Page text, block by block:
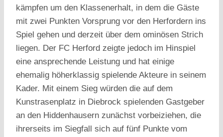
kämpfen um den Klassenerhalt, in dem die Gäste
mit zwei Punkten Vorsprung vor den Herfordern ins
Spiel gehen und derzeit über dem ominösen Strich
liegen. Der FC Herford zeigte jedoch im Hinspiel
eine ansprechende Leistung und hat einige
ehemalig höherklassig spielende Akteure in seinem
Kader. Mit einem Sieg würden die auf dem
Kunstrasenplatz in Diebrock spielenden Gastgeber
an den Hiddenhausern zunächst vorbeiziehen, die
ihrerseits im Siegfall sich auf fünf Punkte vom